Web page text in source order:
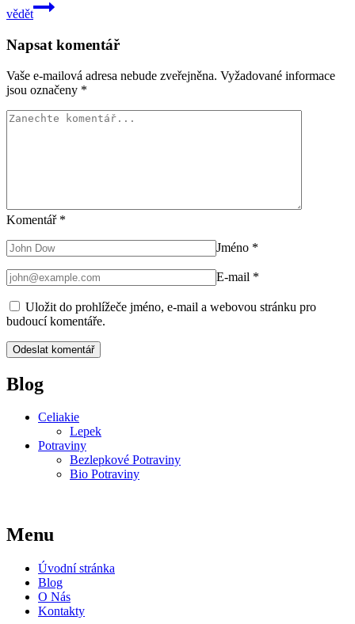
vědět
Napsat komentář
Vaše e-mailová adresa nebude zveřejněna. Vyžadované informace
jsou označeny *
Komentář *
Jméno *
E-mail *
Uložit do prohlížeče jméno, e-mail a webovou stránku pro
budoucí komentáře.
Blog
Celiakie
Lepek
Potraviny
Bezlepkové Potraviny
Bio Potraviny
Menu
Úvodní stránka
Blog
O Nás
Kontakty